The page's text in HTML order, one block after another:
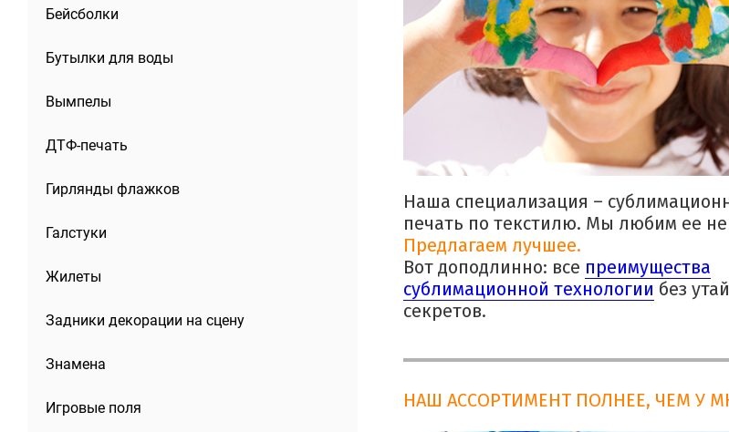
Бейсболки
Бутылки для воды
Вымпелы
ДТФ-печать
Гирлянды флажков
Галстуки
Жилеты
Задники декорации на сцену
Знамена
Игровые поля
Наша специализация –
печать по текстилю. Мы любим ее не
Предлагаем лучшее.
Вот доподлинно: все преимущества
сублимационной технологии без
секретов.
НАШ АССОРТИМЕНТ ПОЛНЕЕ, ЧЕМ У